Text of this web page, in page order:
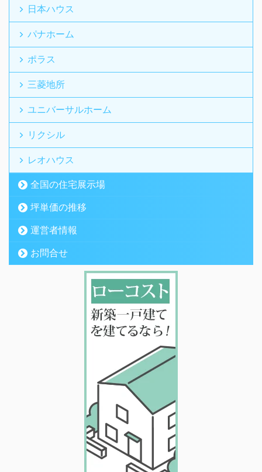
日本ハウス
パナホーム
ポラス
三菱地所
ユニバーサルホーム
リクシル
レオハウス
全国の住宅展示場
坪単価の推移
運営者情報
お問合せ